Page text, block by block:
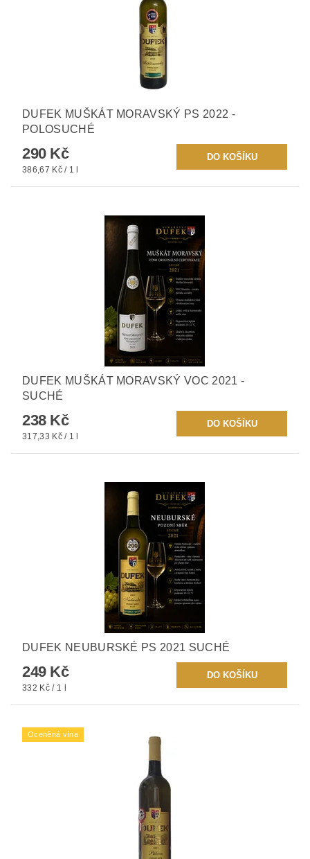
DUFEK MUŠKÁT MORAVSKÝ PS 2022 -
POLOSUCHÉ
290 Kč
386,67 Kč / 1 l
DUFEK MUŠKÁT MORAVSKÝ VOC 2021 -
SUCHÉ
238 Kč
317,33 Kč / 1 l
DUFEK NEUBURSKÉ PS 2021 SUCHÉ
249 Kč
332 Kč / 1 l
Oceněná vína